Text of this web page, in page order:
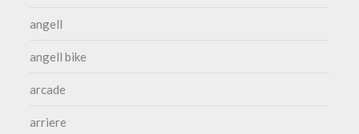
angell
angell bike
arcade
arriere